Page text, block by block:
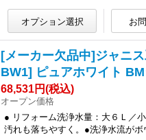
[メーカー欠品中]ジャニ
BW1] ピュアホワイト
68,531円(税込)
オープン価格
● リフォーム洗浄水量：大６Ｌ／
汚れも落ちやすく。●洗浄水流が